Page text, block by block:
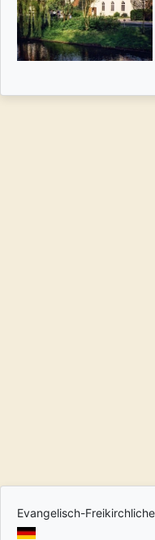
Evangelisch-